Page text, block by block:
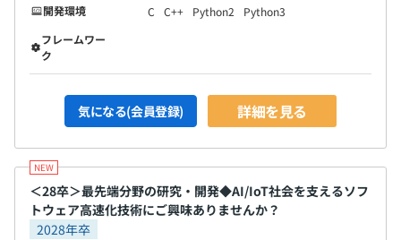
開発環境
C C++ Python2
Python3
フレームワー
ク
気になる(会員登録) 詳細を見る
＜28卒＞最先端分野の研究・開発◆AI/IoT社会を支えるソフ
トウェア高速化技術にご興味ありませんか？
2028年卒